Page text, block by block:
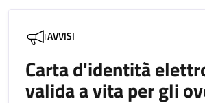
AVVISI
Carta d'identità
valida a vita per gli